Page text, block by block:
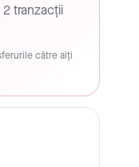
tranzacții
către alți